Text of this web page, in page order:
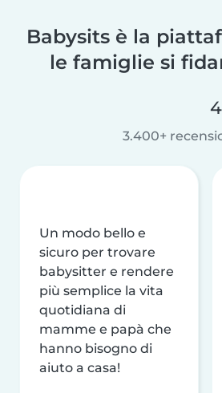
Babysits è la
le famiglie si
3.400+
Un modo bello e
sicuro per trovare
babysitter e rendere
più semplice la vita
quotidiana di
mamme e papà che
hanno bisogno di
aiuto a casa!